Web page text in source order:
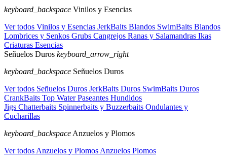
keyboard_backspace Vinilos y Esencias
Ver todos Vinilos y Esencias JerkBaits Blandos SwimBaits Blandos
Lombrices y Senkos Grubs Cangrejos Ranas y Salamandras Ikas
Criaturas Esencias
Señuelos Duros keyboard_arrow_right
keyboard_backspace Señuelos Duros
Ver todos Señuelos Duros JerkBaits Duros SwimBaits Duros
CrankBaits Top WaterPaseantes Hundidos
Jigs Chatterbaits Spinnerbaits y Buzzerbaits Ondulantes y
Cucharillas
keyboard_backspace Anzuelos y Plomos
Ver todos Anzuelos y Plomos Anzuelos Plomos